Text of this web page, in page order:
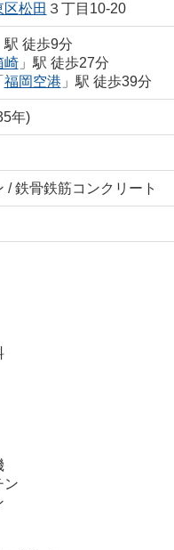
区松田 ３丁目10-20
駅 徒歩9分
崎」駅 徒歩27分
福岡空港 」駅 徒歩39分
年)
/ 鉄骨鉄筋コンクリート
ン